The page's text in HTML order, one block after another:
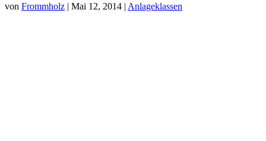
von Frommholz | Mai 12, 2014 | Anlageklassen